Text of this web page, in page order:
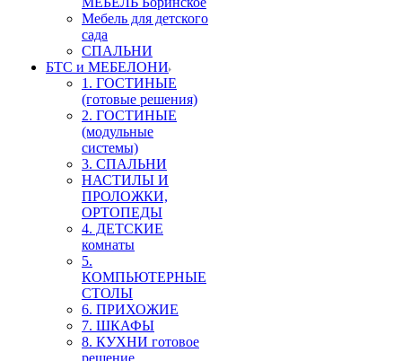
Мебель для детского
сада
СПАЛЬНИ
БТС и МЕБЕЛОНИ
1. ГОСТИНЫЕ
(готовые решения)
2. ГОСТИНЫЕ
(модульные
системы)
3. СПАЛЬНИ
НАСТИЛЫ И
ПРОЛОЖКИ,
ОРТОПЕДЫ
4. ДЕТСКИЕ
комнаты
5.
КОМПЬЮТЕРНЫЕ
СТОЛЫ
6. ПРИХОЖИЕ
7. ШКАФЫ
8. КУХНИ готовое
решение